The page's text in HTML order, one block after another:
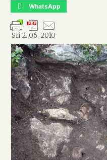
WhatsApp
Sri 2. 06. 2010